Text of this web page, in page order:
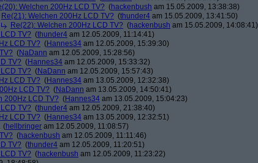
Welchen 200Hz LCD TV? (hackenbush am 15.05.2009, 13:38:38)
Re(21): Welchen 200Hz LCD TV? (thunder4 am 15.05.2009, 13:41:50)
Re(22): Welchen 200Hz LCD TV? (hackenbush am 15.05.2009, 14:08:41)
TV? (thunder4 am 12.05.2009, 11:14:41)
LCD TV? (Hannes34 am 12.05.2009, 15:39:30)
(NaDann am 12.05.2009, 15:28:56)
TV? (Hannes34 am 12.05.2009, 15:33:32)
TV? (NaDann am 12.05.2009, 15:57:43)
LCD TV? (Hannes34 am 13.05.2009, 12:32:38)
LCD TV? (NaDann am 13.05.2009, 14:50:41)
200Hz LCD TV? (Hannes34 am 13.05.2009, 15:04:23)
TV? (thunder4 am 12.05.2009, 21:38:40)
LCD TV? (Hannes34 am 13.05.2009, 12:32:51)
(hellbringer am 12.05.2009, 11:08:57)
(hackenbush am 12.05.2009, 11:11:46)
TV? (thunder4 am 12.05.2009, 11:20:51)
TV? (hackenbush am 12.05.2009, 11:23:22)